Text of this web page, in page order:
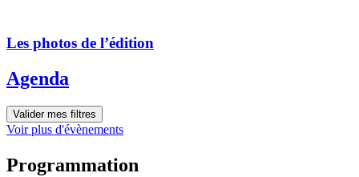
Les photos de l’édition
Agenda
Valider mes filtres
Voir plus d'évènements
Programmation